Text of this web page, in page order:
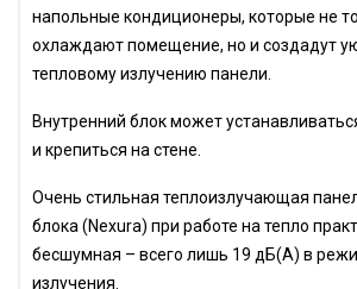
напольные кондиционеры, которые не
охлаждают помещение, но и создадут
тепловому излучению панели.
Внутренний блок может
и крепиться на стене.
Очень стильная теплоизлучающая
блока (Nexura) при работе на тепло
бесшумная – всего лишь 19 дБ(А) в
излучения.